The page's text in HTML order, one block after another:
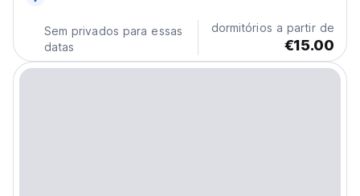
Sem privados para essas
datas
dormitórios a partir de
€15.00